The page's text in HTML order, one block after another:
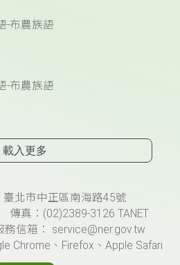
-布農族語
-布農族語
載入更多
臺北市中正區南海路45號
傳真：(02)2389-3126 TANET
信箱： service@ner.gov.tw
Chrome、Firefox、Apple Safari